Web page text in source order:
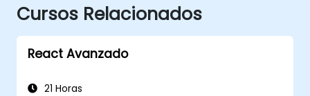
Cursos Relacionados
React Avanzado
21 Horas